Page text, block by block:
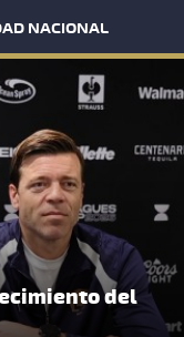
NACIONAL
a Bravos y es